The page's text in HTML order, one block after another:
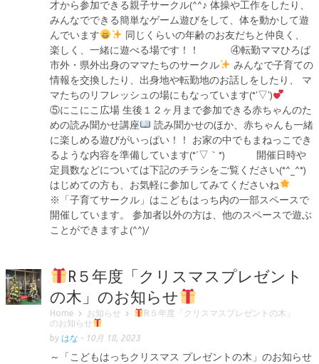
才から参加できる親子サークル(^^♪ 体操や工作をしたり、
みんなでできる簡単なゲーム遊びをして、体を動かして遊
んでいます
同じくらいの年齢のお友だちと仲良く、
楽しく、一緒に遊べる場です！！ ④転勤ママひろば
市外・県外出身のママたちのサークル
みんなで子育ての
情報を交換したり、出身地や転勤地のお話しをしたり、 マ
マたちのリフレッシュの場にもなっています(*'▽')
⑤にこにこ広場 生後１２ヶ月まで参加できる赤ちゃんのた
めの読み聞かせ講座
読み聞かせのほか、赤ちゃんも一緒
に楽しめる遊びがいっぱい！！ お家の中でもまねっこでき
るような内容を準備しています(*´▽｀*) 開催日時や
定員数などについては下記のチラシをご覧ください(*^_^*)
はじめての方も、お気軽に参加してみてくださいね
※「子育てサークル」はこどもはっち内の一部スペースで
開催しています。 参加者以外の方は、他のスペースで遊ぶ
ことができますよ(^^)/
R５年度「クリスマスプレゼント
の木」のお知らせ
Home お知らせ
R５年度「クリスマスプレゼントの木」
のお知らせ
by はな - 10月 18, 2023
～「こどもはっちクリスマス プレゼントの木」のお知らせ